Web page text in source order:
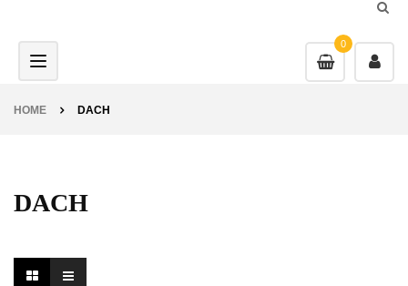
0
Toggle navigation
HOME DACH
DACH